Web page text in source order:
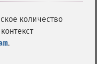
количество
.